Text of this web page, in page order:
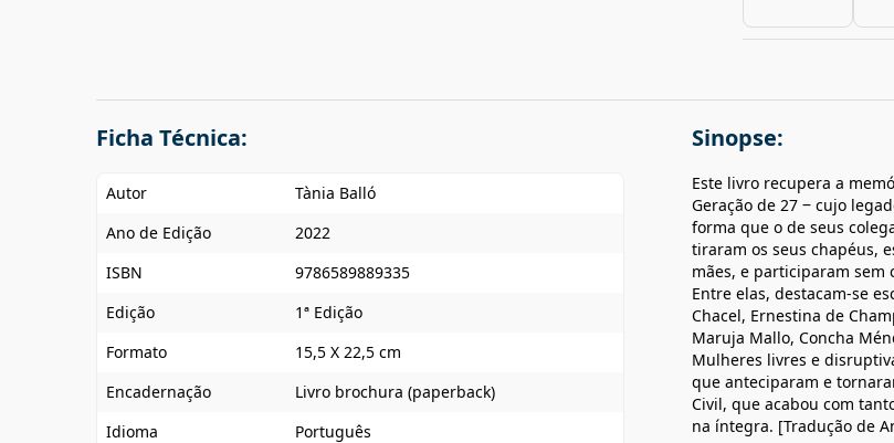
Ficha Técnica:
Autor
Tània Balló
Ano de Edição
2022
ISBN
9786589889335
Edição
1ª Edição
Formato
15,5 X 22,5 cm
Encadernação
Livro brochura (paperback)
Idioma
Português
Sinopse:
Este livro recupera a
Geração de 27 ‒ cujo
forma que o de seus
tiraram os seus chapéus,
mães, e participaram sem
Entre elas, destacam-se
Chacel, Ernestina de
Maruja Mallo, Concha
Mulheres livres e
que anteciparam e
Civil, que acabou com
na íntegra. [Tradução de